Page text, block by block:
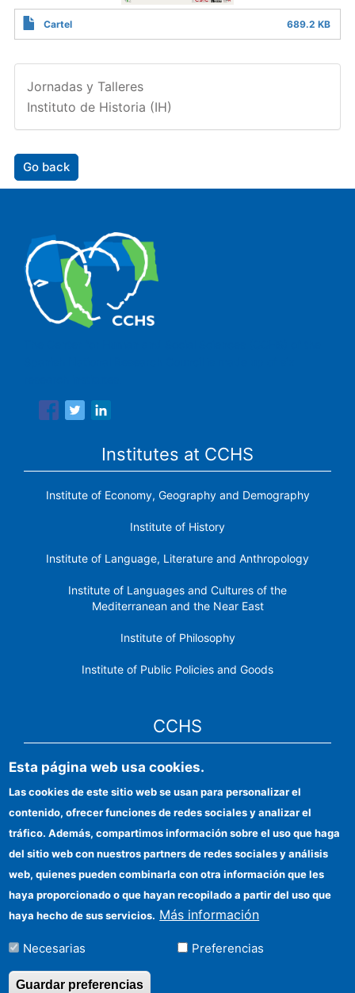
Cartel 689.2 KB
Jornadas y Talleres
Instituto de Historia (IH)
Go back
Institutes at CCHS
Institute of Economy, Geography and Demography
Institute of History
Institute of Language, Literature and Anthropology
Institute of Languages ​​and Cultures of the
Mediterranean and the Near East
Institute of Philosophy
Institute of Public Policies and Goods
CCHS
CSIC Electronic Office
Institutional identity
Information for providers
FEDER funds
Funding entities
Contact
Location
Esta página web usa cookies.
Las cookies de este sitio web se usan para personalizar el
contenido, ofrecer funciones de redes sociales y analizar el
tráfico. Además, compartimos información sobre el uso que haga
del sitio web con nuestros partners de redes sociales y análisis
web, quienes pueden combinarla con otra información que les
haya proporcionado o que hayan recopilado a partir del uso que
haya hecho de sus servicios. Más información
Necesarias Preferencias
Guardar preferencias